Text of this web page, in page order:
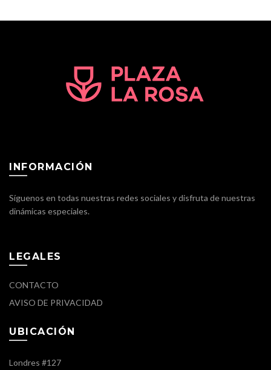
INFORMACIÓN
Síguenos en todas nuestras redes sociales y disfruta de nuestras
dinámicas especiales.
LEGALES
CONTACTO
AVISO DE PRIVACIDAD
UBICACIÓN
Londres #127